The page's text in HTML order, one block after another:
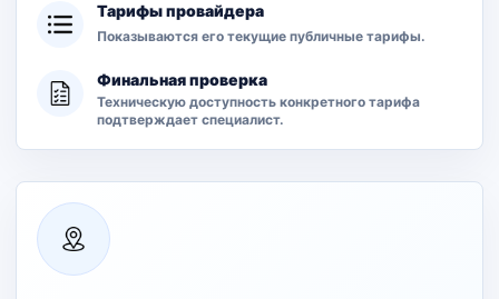
Тарифы провайдера
Показываются его текущие публичные тарифы.
Финальная проверка
Техническую доступность конкретного тарифа
подтверждает специалист.